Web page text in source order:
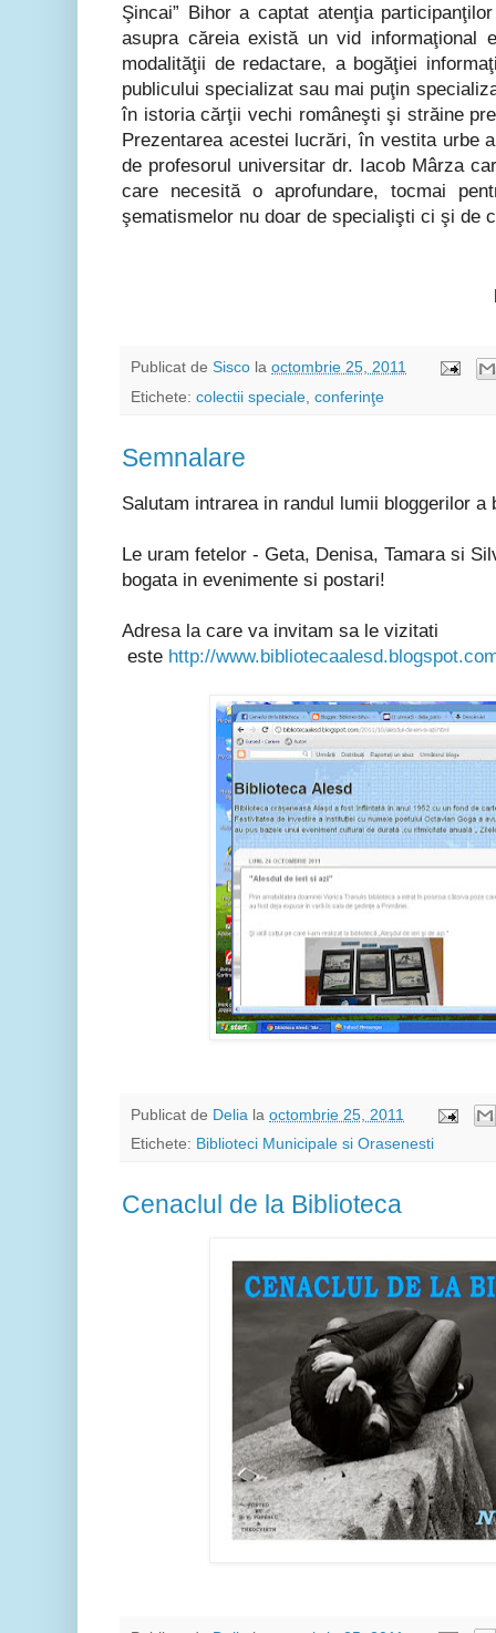
Şincai” Bihor a captat atenţia
asupra căreia există un vid informaţional
modalităţii de redactare, a bogăţiei
publicului specializat sau mai puţin
în istoria cărţii vechi româneşti şi străine
Prezentarea acestei lucrări, în vestita urbe
de profesorul universitar dr. Iacob Mârza
care necesită o aprofundare, tocmai
şematismelor nu doar de specialişti ci şi de
Publicat de Sisco la octombrie 25, 2011
Etichete: colectii speciale conferinţe
Semnalare
Salutam intrarea in randul lumii bloggerilor a
Le uram fetelor - Geta, Denisa, Tamara si
bogata in evenimente si postari!
Adresa la care va invitam sa le vizitati
este http://
Publicat de Delia la octombrie 25, 2011
Etichete: Biblioteci Municipale si Orasenesti
Cenaclul de la Biblioteca